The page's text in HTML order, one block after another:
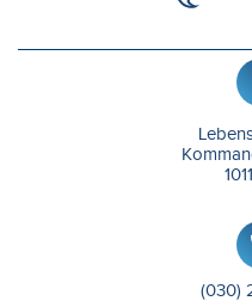
(030)